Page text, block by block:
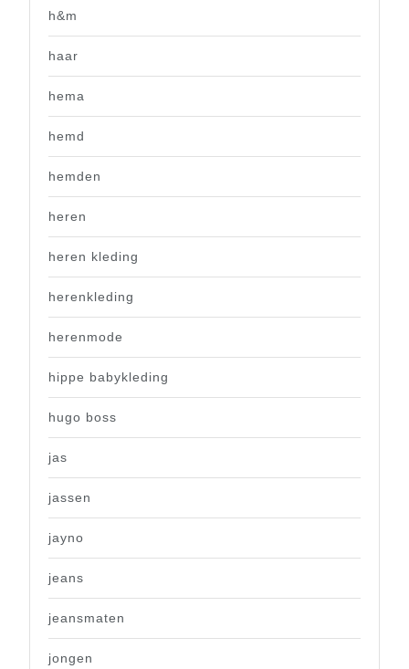
h&m
haar
hema
hemd
hemden
heren
heren kleding
herenkleding
herenmode
hippe babykleding
hugo boss
jas
jassen
jayno
jeans
jeansmaten
jongen